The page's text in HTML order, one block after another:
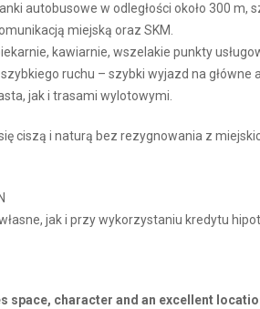
autobusowe w odległości około 300 m,
miejską oraz SKM.
kawiarnie, wszelakie punkty
ruchu – szybki wyjazd na
jak i trasami wylotowymi.
ciszą i naturą bez rezygnowania z
jak i przy wykorzystaniu kredytu
space, character and an excellent